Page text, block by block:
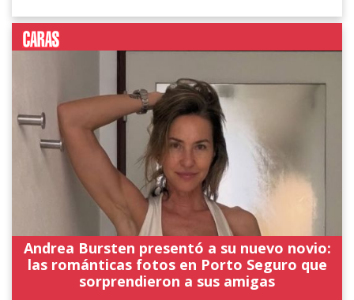
Andrea Bursten presentó a su nuevo novio:
las románticas fotos en Porto Seguro que
sorprendieron a sus amigas